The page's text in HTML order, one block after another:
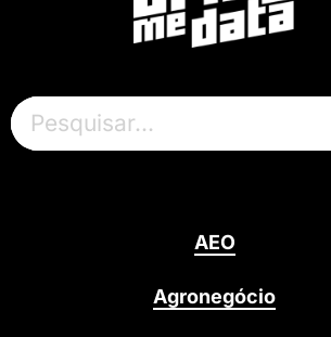
AEO
Agronegócio